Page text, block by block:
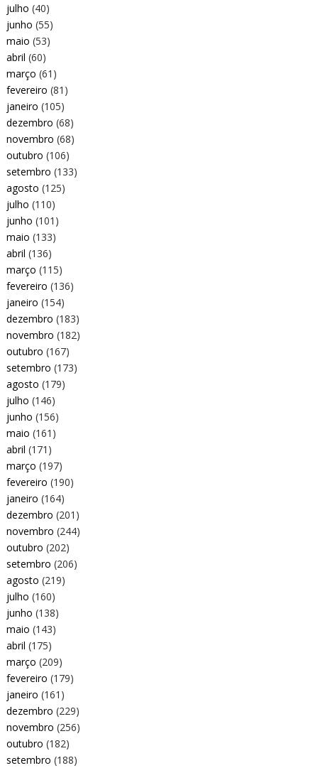
julho (40)
junho (55)
maio (53)
abril (60)
março (61)
fevereiro (81)
janeiro (105)
dezembro (68)
novembro (68)
outubro (106)
setembro (133)
agosto (125)
julho (110)
junho (101)
maio (133)
abril (136)
março (115)
fevereiro (136)
janeiro (154)
dezembro (183)
novembro (182)
outubro (167)
setembro (173)
agosto (179)
julho (146)
junho (156)
maio (161)
abril (171)
março (197)
fevereiro (190)
janeiro (164)
dezembro (201)
novembro (244)
outubro (202)
setembro (206)
agosto (219)
julho (160)
junho (138)
maio (143)
abril (175)
março (209)
fevereiro (179)
janeiro (161)
dezembro (229)
novembro (256)
outubro (182)
setembro (188)